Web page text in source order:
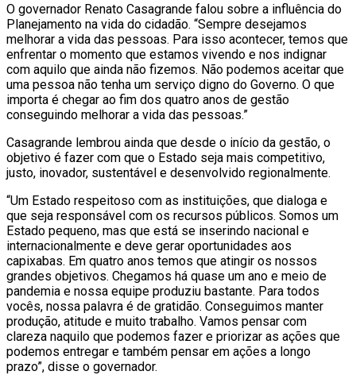
O governador Renato Casagrande falou sobre a influência do
Planejamento na vida do cidadão. “Sempre desejamos
melhorar a vida das pessoas. Para isso acontecer, temos que
enfrentar o momento que estamos vivendo e nos indignar
com aquilo que ainda não fizemos. Não podemos aceitar que
uma pessoa não tenha um serviço digno do Governo. O que
importa é chegar ao fim dos quatro anos de gestão
conseguindo melhorar a vida das pessoas.”
Casagrande lembrou ainda que desde o início da gestão, o
objetivo é fazer com que o Estado seja mais competitivo,
justo, inovador, sustentável e desenvolvido regionalmente.
“Um Estado respeitoso com as instituições, que dialoga e
que seja responsável com os recursos públicos. Somos um
Estado pequeno, mas que está se inserindo nacional e
internacionalmente e deve gerar oportunidades aos
capixabas. Em quatro anos temos que atingir os nossos
grandes objetivos. Chegamos há quase um ano e meio de
pandemia e nossa equipe produziu bastante. Para todos
vocês, nossa palavra é de gratidão. Conseguimos manter
produção, atitude e muito trabalho. Vamos pensar com
clareza naquilo que podemos fazer e priorizar as ações que
podemos entregar e também pensar em ações a longo
prazo”, disse o governador.